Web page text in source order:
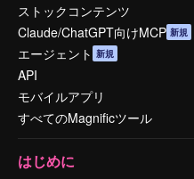
ストックコンテンツ
Claude/ChatGPT向けMCP 新規
エージェント 新規
API
モバイルアプリ
すべてのMagnificツール
はじめに